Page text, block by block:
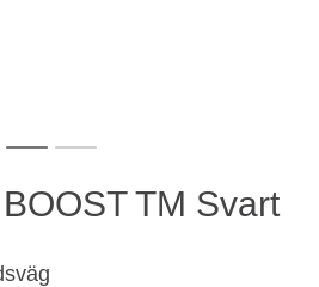
TM Svart